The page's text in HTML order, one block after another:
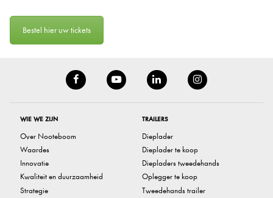
Bestel hier uw tickets
WIE WE ZIJN
Over Nooteboom
Waardes
Innovatie
Kwaliteit en duurzaamheid
Strategie
TRAILERS
Dieplader
Dieplader te koop
Diepladers tweedehands
Oplegger te koop
Tweedehands trailer